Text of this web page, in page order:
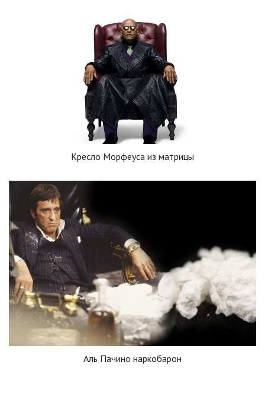
Кресло Морфеуса из матрицы
Аль Пачино наркобарон